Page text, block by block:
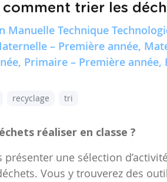
trier les
Manuelle Technique
– Première année,
Primaire – Première
recyclage tri
réaliser en classe ?
une sélection
Vous y trouverez des